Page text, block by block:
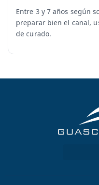
Entre 3 y 7 años según
preparar bien el canal,
de curado.